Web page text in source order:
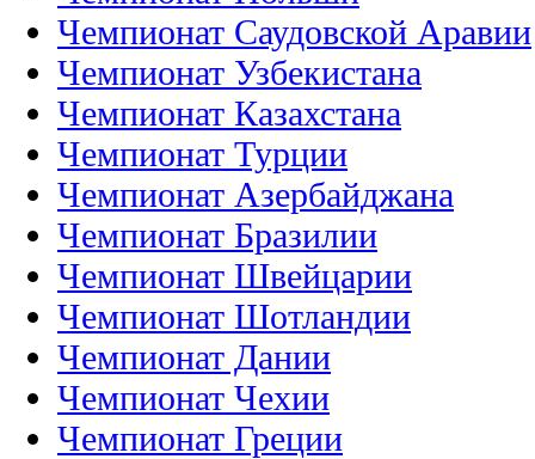
Чемпионат Саудовской Аравии
Чемпионат Узбекистана
Чемпионат Казахстана
Чемпионат Турции
Чемпионат Азербайджана
Чемпионат Бразилии
Чемпионат Швейцарии
Чемпионат Шотландии
Чемпионат Дании
Чемпионат Чехии
Чемпионат Греции